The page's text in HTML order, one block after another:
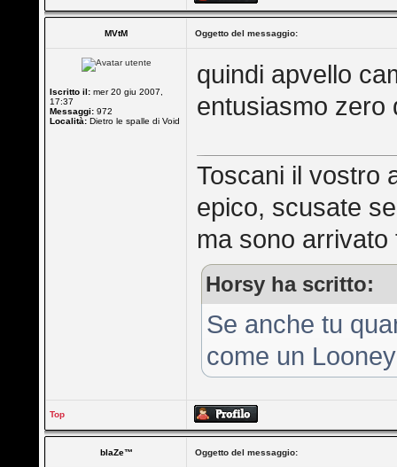
MVtM Oggetto del messaggio:
Iscritto il: mer 20 giu 2007,
17:37
Messaggi: 972
Località: Dietro le spalle di Void
quindi apvello
entusiasmo zero
Toscani il vostro
epico, scusate
ma sono arrivato
Horsy ha scritto:
Se anche tu
come un
Top
blaZe™ Oggetto del messaggio: